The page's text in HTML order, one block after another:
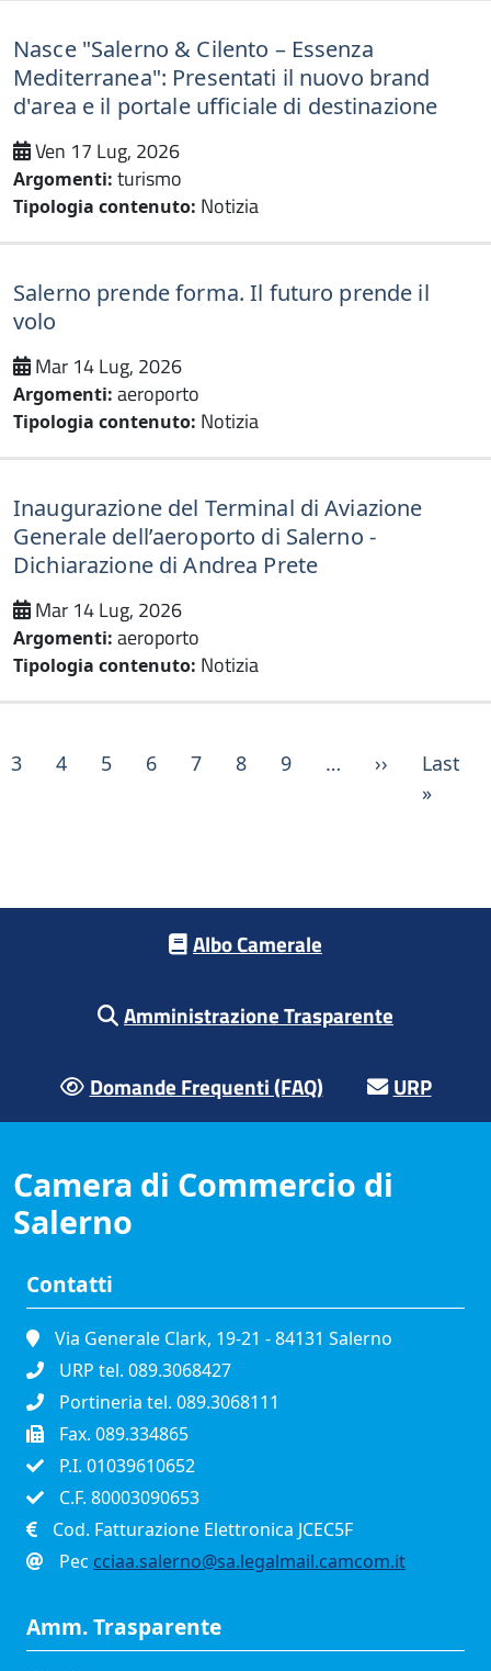
Nasce "Salerno & Cilento – Essenza
Mediterranea": Presentati il nuovo brand
d'area e il portale ufficiale di destinazione
Ven 17 Lug, 2026
Argomenti: turismo
Tipologia contenuto: Notizia
Salerno prende forma. Il futuro prende il
volo
Mar 14 Lug, 2026
Argomenti: aeroporto
Tipologia contenuto: Notizia
Inaugurazione del Terminal di Aviazione
Generale dell’aeroporto di Salerno -
Dichiarazione di Andrea Prete
Mar 14 Lug, 2026
Argomenti: aeroporto
Tipologia contenuto: Notizia
3 4 5 6 7 8 9 … ›› Pagina
Last
»
Albo Camerale
Amministrazione Trasparente
Domande Frequenti (FAQ) URP
Camera di Commercio di
Salerno
Contatti
Via Generale Clark, 19-21 - 84131 Salerno
URP tel. 089.3068427
Portineria tel. 089.3068111
Fax. 089.334865
P.I. 01039610652
C.F. 80003090653
Cod. Fatturazione Elettronica JCEC5F
Pec cciaa.salerno@sa.legalmail.camcom.it
Amm. Trasparente